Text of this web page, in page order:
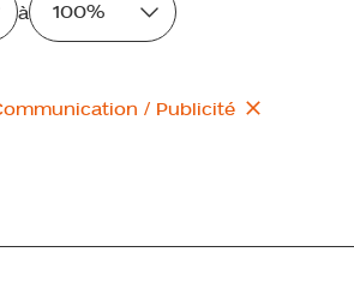
à 100%
/ Publicité